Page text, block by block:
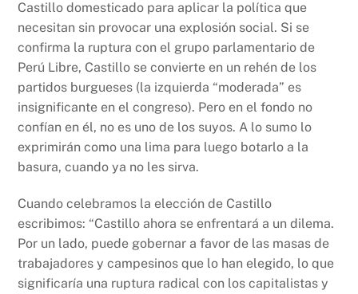
Castillo domesticado para aplicar la política que
necesitan sin provocar una explosión social. Si se
confirma la ruptura con el grupo parlamentario de
Perú Libre, Castillo se convierte en un rehén de los
partidos burgueses (la izquierda “moderada” es
insignificante en el congreso). Pero en el fondo no
confían en él, no es uno de los suyos. A lo sumo lo
exprimirán como una lima para luego botarlo a la
basura, cuando ya no les sirva.
Cuando celebramos la elección de Castillo
escribimos: “Castillo ahora se enfrentará a un dilema.
Por un lado, puede gobernar a favor de las masas de
trabajadores y campesinos que lo han elegido, lo que
significaría una ruptura radical con los capitalistas y